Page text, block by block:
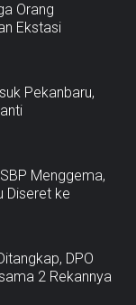
Orang
Ekstasi
Pekanbaru,
Menggema,
Diseret ke
DPO
2 Rekannya